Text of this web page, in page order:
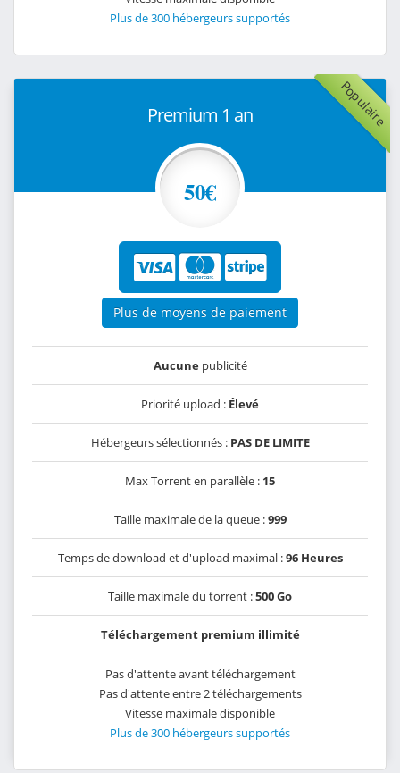
Plus de 300 hébergeurs supportés
Populaire
Premium 1 an
50€
Plus de moyens de paiement
Aucunepublicité
Priorité upload : Élevé
Hébergeurs sélectionnés : PAS DE LIMITE
Max Torrent en parallèle : 15
Taille maximale de la queue :999
Temps de download et d'upload maximal :96 Heures
Taille maximale du torrent :500 Go
Téléchargement premium illimité
Pas d'attente avant téléchargement
Pas d'attente entre 2 téléchargements
Vitesse maximale disponible
Plus de 300 hébergeurs supportés